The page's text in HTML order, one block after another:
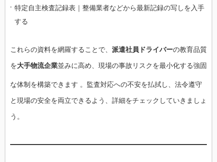
特定自主検査記録表｜整備業者などから最新記録の写しを入手
する
これらの資料を網羅することで、 派遣社員ドライバーの教育品質
を大手物流企業並みに高め、現場の事故リスクを最小化する強固
な体制を構築できます 。監査対応への不安を払拭し、法令遵守
と現場の安全を両立できるよう、詳細をチェックしていきましょ
う。